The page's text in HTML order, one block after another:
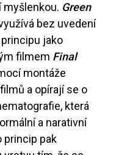
Green
bez uvedení
jako
filmem Final
montáže
a opírají se o
která
a narativní
pak